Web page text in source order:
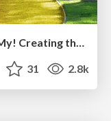
31 2.8k